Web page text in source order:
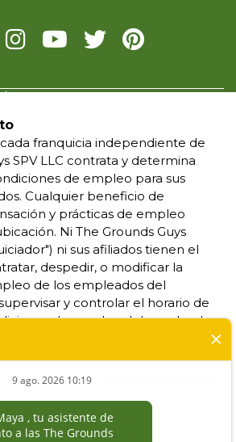
ACCESIBILIDAD
MI INFORMACION
DE PRIVACIDAD
franquiciados y que sean
y funcionamiento
operan bajo las marcas,
nombres comerciales,
lemas, u otros indicios de
de servicio, con respecto
geográfica especificada.
franquiciado que sea de
independiente,
su negocio, y tomará todas las
con el empleo,
franquicia independiente de
SPV LLC contrata y determina
de empleo para sus
Cualquier beneficio de
y prácticas de empleo
Ni The Grounds Guys
ni sus afiliados tienen el
despedir, o modificar la
de los empleados del
y controlar el horario de
de empleo del empleado
determinar la tarifa y el
o (4) aceptar, revisar o mantener
empleo del franquiciado. The
LLC NO es el empleador y/o
para: (i) cualquiera de las
trabajo enumeradas en este sitio